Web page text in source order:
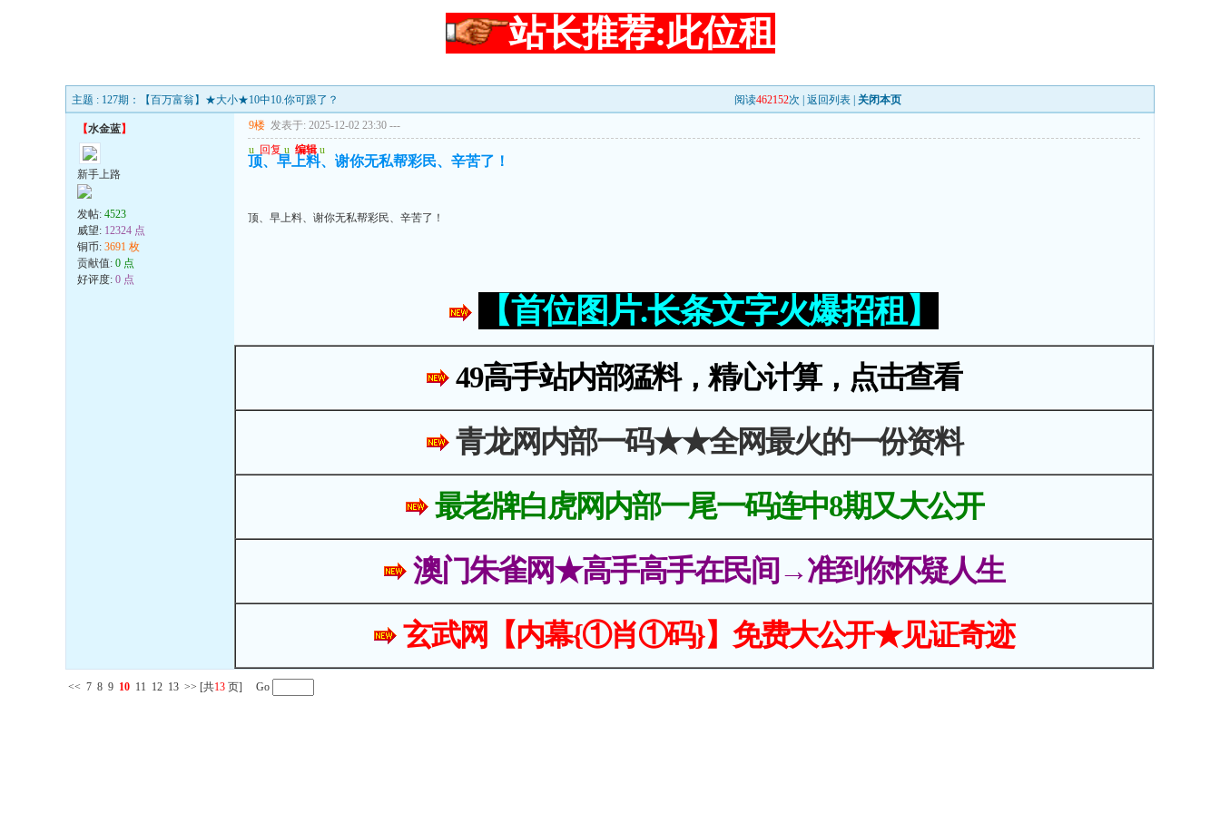
站长推荐:此位租
主题 : 127期：【百万富翁】★大小★10中10.你可跟了？ 阅读462152次 | 返回列表 关闭本页
【水金蓝】
新手上路
发帖: 4523
威望: 12324 点
铜币: 3691 枚
贡献值: 0 点
好评度: 0 点
9楼 发表于: 2025-12-02 23:30 ---
u 回复 u 编辑 u
顶、早上料、谢你无私帮彩民、辛苦了！
顶、早上料、谢你无私帮彩民、辛苦了！
【首位图片.长条文字火爆招租】
49高手站内部猛料，精心计算，点击查看
青龙网内部一码★★全网最火的一份资料
最老牌白虎网内部一尾一码连中8期又大公开
澳门朱雀网★高手高手在民间→准到你怀疑人生
玄武网【内幕{①肖①码}】免费大公开★见证奇迹
<< 7 8 9 10 11 12 13 >> [共13 页] Go